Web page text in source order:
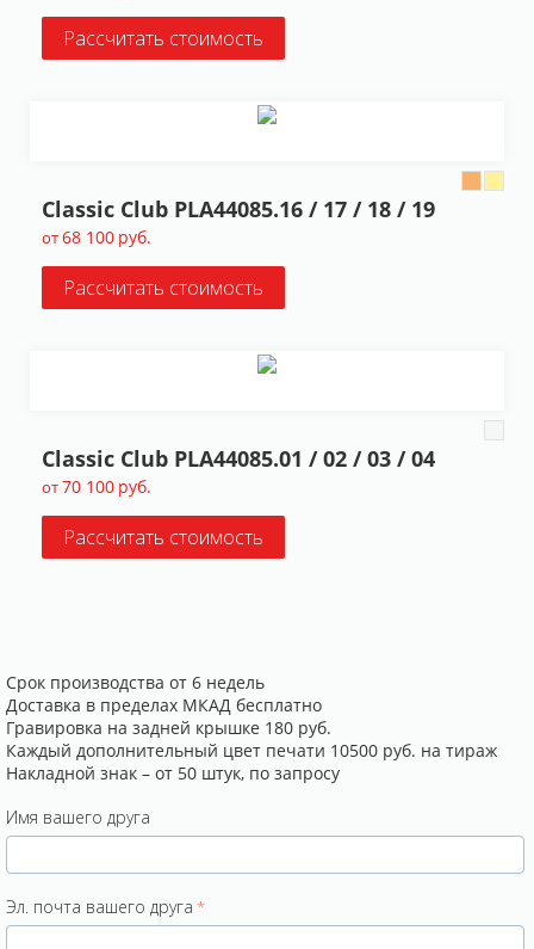
Рассчитать стоимость
Classic Club PLA44085.16 / 17 / 18 / 19
от68 100 руб.
Рассчитать стоимость
Classic Club PLA44085.01 / 02 / 03 / 04
от70 100 руб.
Рассчитать стоимость
Срок производства от 6 недель
Доставка в пределах МКАД бесплатно
Гравировка на задней крышке 180 руб.
Каждый дополнительный цвет печати 10500 руб. на тираж
Накладной знак – от 50 штук, по запросу
Имя вашего друга
Эл. почта вашего друга